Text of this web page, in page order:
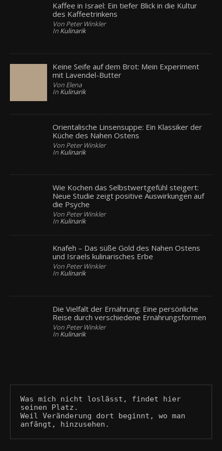
Kaffee in Israel: Ein tiefer Blick in die Kultur
des Kaffeetrinkens
Von Peter Winkler
In Kulinarik
Keine Seife auf dem Brot: Mein Experiment
mit Lavendel-Butter
Von Elena
In Kulinarik
Orientalische Linsensuppe: Ein Klassiker der
Küche des Nahen Ostens
Von Peter Winkler
In Kulinarik
Wie Kochen das Selbstwertgefühl steigert:
Neue Studie zeigt positive Auswirkungen auf
die Psyche
Von Peter Winkler
In Kulinarik
Knafeh – Das süße Gold des Nahen Ostens
und Israels kulinarisches Erbe
Von Peter Winkler
In Kulinarik
Die Vielfalt der Ernährung: Eine persönliche
Reise durch verschiedene Ernährungsformen
Von Peter Winkler
In Kulinarik
Was mich nicht loslässt, findet hier
seinen Platz.
Weil Veränderung dort beginnt, wo man
anfängt, hinzusehen.